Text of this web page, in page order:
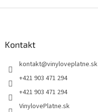
Kontakt
kontakt@vinyloveplatne.sk
+421 903 471 294
+421 903 471 294
VinylovePlatne.sk